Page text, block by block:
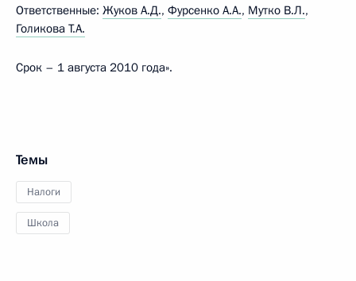
Ответственные: Жуков А.Д., Фурсенко А.А., Мутко В.Л.,
Голикова Т.А.
Срок – 1 августа 2010 года».
Темы
Налоги
Школа